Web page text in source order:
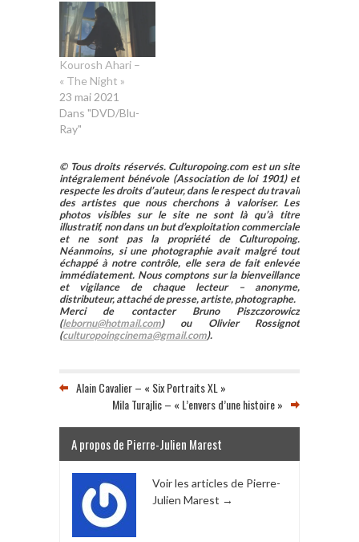
Kourosh Ahari –
« The Night »
23 mai 2021
Dans "DVD/Blu-
Ray"
© Tous droits réservés. Culturopoing.com est un site
intégralement bénévole (Association de loi 1901) et
respecte les droits d’auteur, dans le respect du travail
des artistes que nous cherchons à valoriser. Les
photos visibles sur le site ne sont là qu’à titre
illustratif, non dans un but d’exploitation commerciale
et ne sont pas la propriété de Culturopoing.
Néanmoins, si une photographie avait malgré tout
échappé à notre contrôle, elle sera de fait enlevée
immédiatement. Nous comptons sur la bienveillance
et vigilance de chaque lecteur – anonyme,
distributeur, attaché de presse, artiste, photographe.
Merci de contacter Bruno Piszczorowicz
(lebornu@hotmail.com) ou Olivier Rossignot
(culturopoingcinema@gmail.com).
Alain Cavalier – « Six Portraits XL »
Mila Turajlic – « L’envers d’une histoire »
A propos de Pierre-Julien Marest
Voir les articles de Pierre-
Julien Marest →